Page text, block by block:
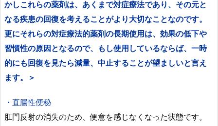
かしこれらの薬剤は、あくまで対症療法であり、その元と
なる疾患の回復を考えることがより大切なことなのです。
更にそれらの対症療法的薬剤の長期使用は、効果の低下や
習慣性の原因となるので、もし使用しているならば、一時
的にも回復を見たら減量、中止することが望ましいと言え
ます。＞
・直腸性便秘
肛門反射の消失のため、便意を感じなくなった状態です。